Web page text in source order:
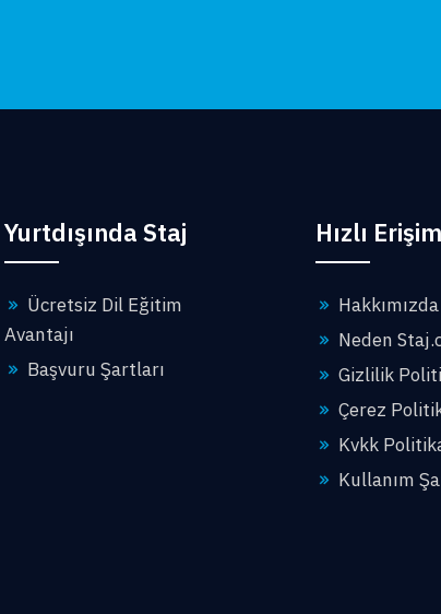
Yurtdışında Staj
Ücretsiz Dil Eğitim
Avantajı
Başvuru Şartları
Hızlı Erişim
Hakkımızda
Neden
Gizlilik
Çerez
Kvkk
Kullanım